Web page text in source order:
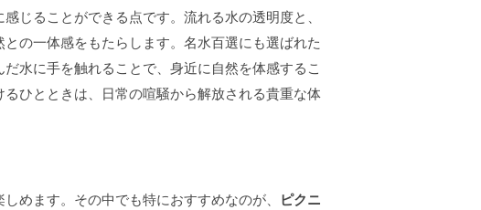
感じることができる点です。流れる水の透明度と、
の一体感をもたらします。名水百選にも選ばれた
水に手を触れることで、身近に自然を体感するこ
ひとときは、日常の喧騒から解放される貴重な体
めます。その中でも特におすすめなのが、
ピクニ